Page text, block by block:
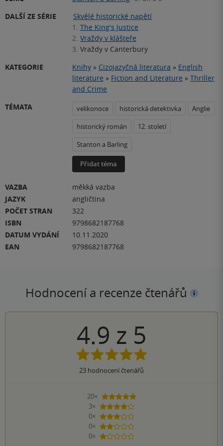
DALŠÍ ZE SÉRIE
Skvělé historické napětí
1. The King's Justice
2. Vraždy v klášteře
3. Vraždy v Canterbury
KATEGORIE
Knihy » Cizojazyčná literatura » English
literature » Fiction and Literature » Thriller
and Crime
TÉMATA
velikonoce historická detektivka
Anglie
historický román
12. století
Stanton a Barling
Přidat téma
VAZBA
měkká vazba
JAZYK
angličtina
POČET STRAN
322
ISBN
9798682187768
DATUM VYDÁNÍ
10.11.2020
EAN
9798682187768
Hodnocení a recenze čtenářů
4.9 z 5
23 hodnocení čtenářů
20×
5 hvězdiček
3×
4 hvězdičky
0×
3 hvězdičky
0×
2 hvězdičky
0×
1 hvezdička